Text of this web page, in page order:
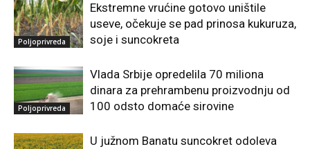
Poljoprivreda
Ekstremne vrućine gotovo uništile
useve, očekuje se pad prinosa kukuruza,
soje i suncokreta
Poljoprivreda
Vlada Srbije opredelila 70 miliona
dinara za prehrambenu proizvodnju od
100 odsto domaće sirovine
U južnom Banatu suncokret odoleva